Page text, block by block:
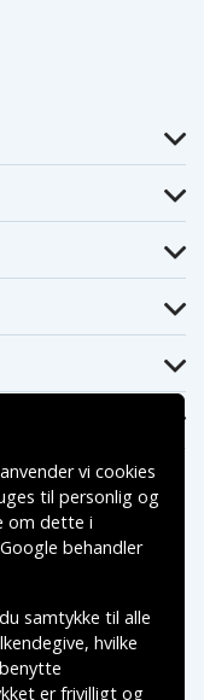
vi cookies
til personlig og
om dette i
Google behandler
samtykke til alle
hvilke
er frivilligt og